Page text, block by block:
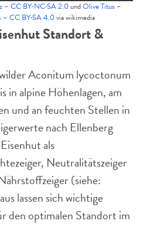
– CC BY-NC-SA 2.0undOlive Titus –
– CC BY-SA 4.0via wikimedia
Standort &
Aconitum lycoctonum
in alpine Höhenlagen, am
und an feuchten Stellen in
nach Ellenberg
als
Neutralitätszeiger
(siehe:
lassen sich wichtige
den optimalen Standort im